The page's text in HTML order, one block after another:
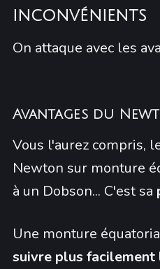
inconvénients
On attaque avec les
Avantages du
Vous l'aurez compris,
Newton sur monture
à un Dobson... C'est sa
Une monture
suivre plus facilement